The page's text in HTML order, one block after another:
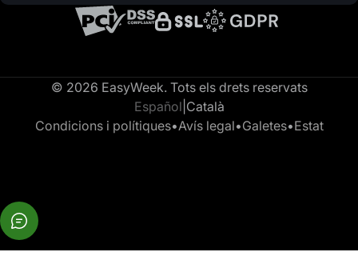
© 2026 EasyWeek. Tots els drets reservats
Español Català
Condicions i polítiques•Avís legal•Galetes•Estat